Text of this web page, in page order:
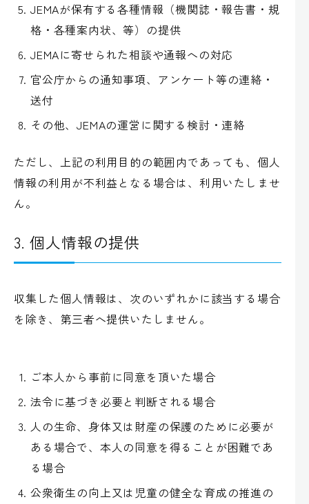
JEMAが保有する各種情報（機関誌・報告書・規
格・各種案内状、等）の提供
JEMAに寄せられた相談や通報への対応
官公庁からの通知事項、アンケート等の連絡・
送付
その他、JEMAの運営に関する検討・連絡
ただし、上記の利用目的の範囲内であっても、個人
情報の利用が不利益となる場合は、利用いたしませ
ん。
3. 個人情報の提供
収集した個人情報は、次のいずれかに該当する場合
を除き、第三者へ提供いたしません。
ご本人から事前に同意を頂いた場合
法令に基づき必要と判断される場合
人の生命、身体又は財産の保護のために必要が
ある場合で、本人の同意を得ることが困難であ
る場合
公衆衛生の向上又は児童の健全な育成の推進の